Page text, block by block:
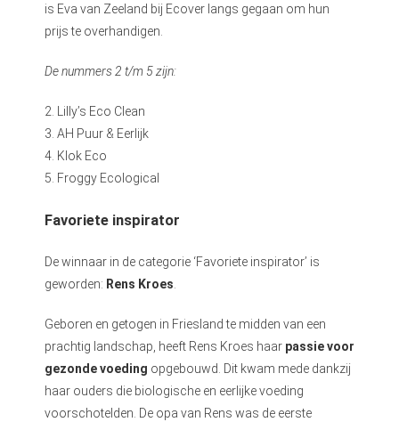
is Eva van Zeeland bij Ecover langs gegaan om hun
prijs te overhandigen.
De nummers 2 t/m 5 zijn:
2. Lilly’s Eco Clean
3. AH Puur & Eerlijk
4. Klok Eco
5. Froggy Ecological
Favoriete inspirator
De winnaar in de categorie ‘Favoriete inspirator’ is
geworden: Rens Kroes.
Geboren en getogen in Friesland te midden van een
prachtig landschap, heeft Rens Kroes haar passie voor
gezonde voeding opgebouwd. Dit kwam mede dankzij
haar ouders die biologische en eerlijke voeding
voorschotelden. De opa van Rens was de eerste